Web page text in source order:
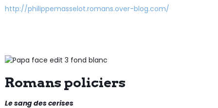
http://philippemasselot.romans.over-blog.com/
Romans policiers
Le sang des cerises